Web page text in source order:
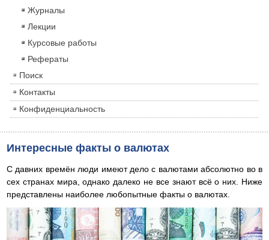
Журналы
Лекции
Курсовые работы
Рефераты
Поиск
Контакты
Конфиденциальность
Интересные факты о валютах
С давних времён люди имеют дело с валютами абсолютно во в
сех странах мира, однако далеко не все знают всё о них. Ниже
представлены наиболее любопытные факты о валютах.